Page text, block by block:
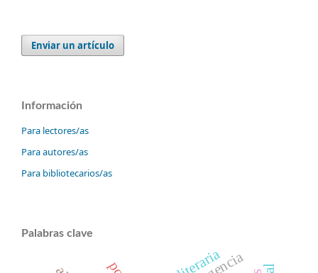
Enviar un artículo
Información
Para lectores/as
Para autores/as
Para bibliotecarios/as
Palabras clave